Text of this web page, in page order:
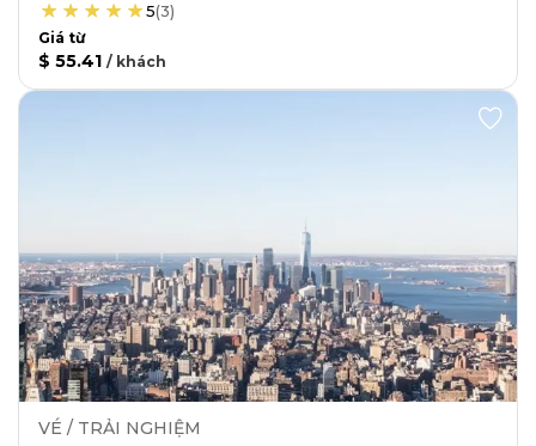
5(3)
Giá từ
$ 55.41 / khách
VÉ / TRẢI NGHIỆM